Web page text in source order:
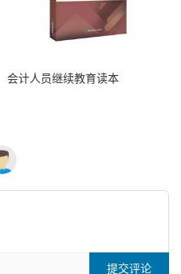
会计人员继续教育读本
提交评论